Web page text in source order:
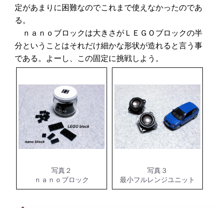
定があまりに困難なのでこれまで使えなかったのであ
る。
ｎａｎｏブロックは大きさがＬＥＧＯブロックの半
分ということはそれだけ細かな形状が造れると言う事
である。よーし、この固定に挑戦しよう。
写真２
ｎａｎｏブロック
写真３
最小フルレンジユニット